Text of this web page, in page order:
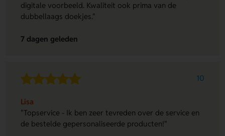
digitale voorbeeld. Kwaliteit ook prima van de
dubbellaags doekjes."
7 dagen geleden
10
Lisa
"Topservice - Ik ben zeer tevreden over de service en
de bestelde gepersonaliseerde producten!"